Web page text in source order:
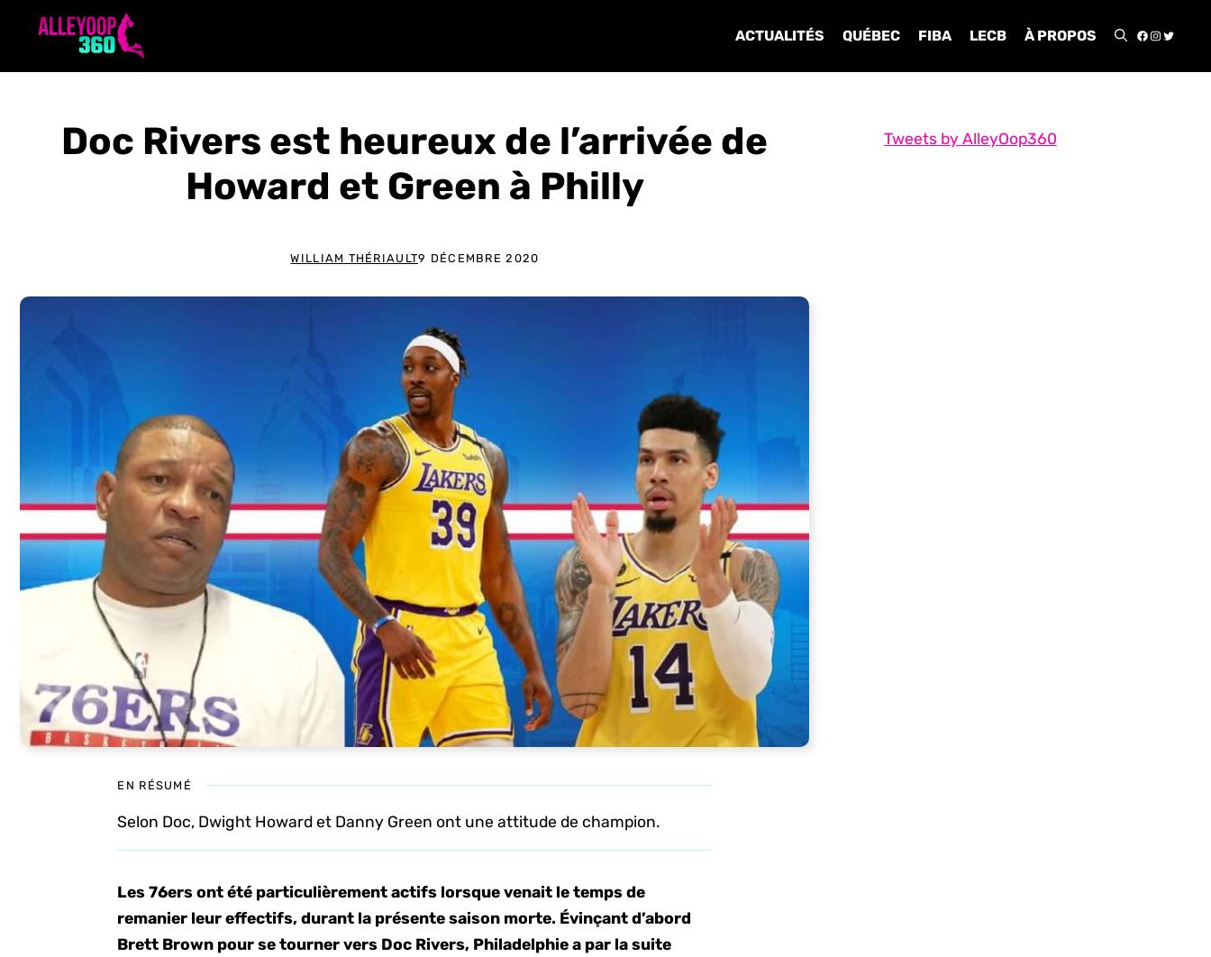
ACTUALITÉS QUÉBEC FIBA LECB À PROPOS
Doc Rivers est heureux de l’arrivée de
Howard et Green à Philly
WILLIAM THÉRIAULT9 DÉCEMBRE 2020
EN RÉSUMÉ
Selon Doc, Dwight Howard et Danny Green ont une attitude de champion.
Les 76ers ont été particulièrement actifs lorsque venait le temps de
remanier leur effectifs, durant la présente saison morte. Évinçant d’abord
Brett Brown pour se tourner vers Doc Rivers, Philadelphie a par la suite
Tweets by AlleyOop360